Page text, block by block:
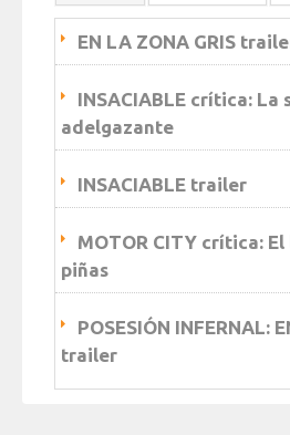
EN LA ZONA GRIS
INSACIABLE crítica:
adelgazante
INSACIABLE trailer
MOTOR CITY crítica:
piñas
POSESIÓN INFERNAL:
trailer